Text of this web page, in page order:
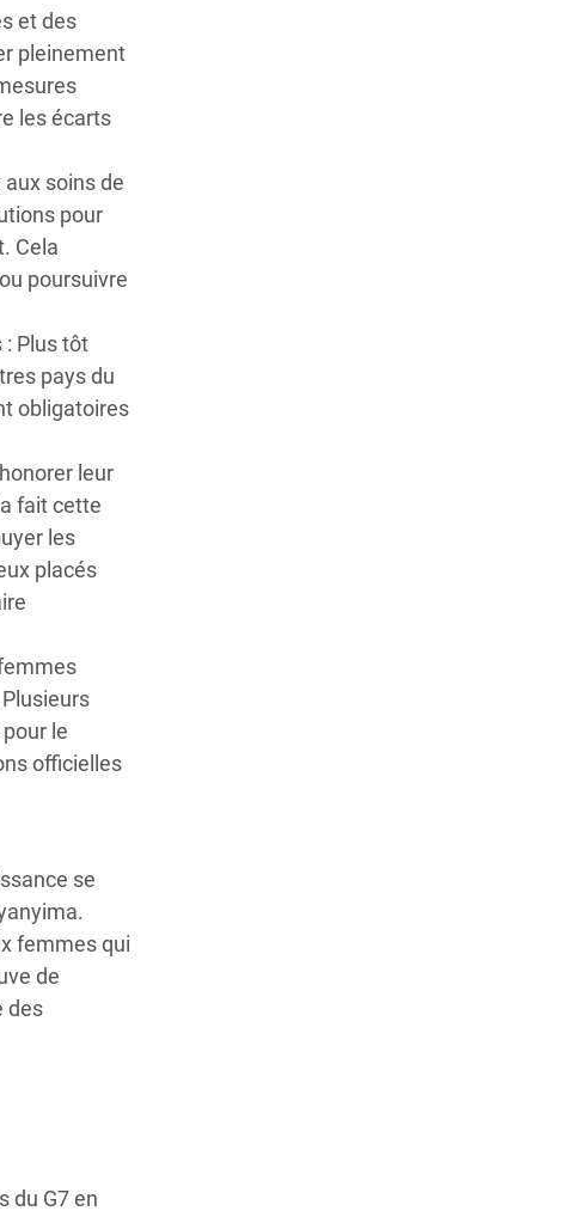
et des
pleinement
les écarts
soins de
pour
Cela
poursuivre
: Plus tôt
pays du
obligatoires
leur
fait cette
les
placés
le
officielles
se
femmes qui
de
des
du G7 en